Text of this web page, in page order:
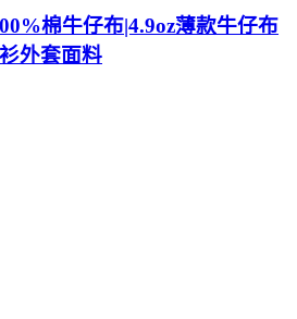
棉牛仔布|4.9oz薄款牛仔布
外套面料